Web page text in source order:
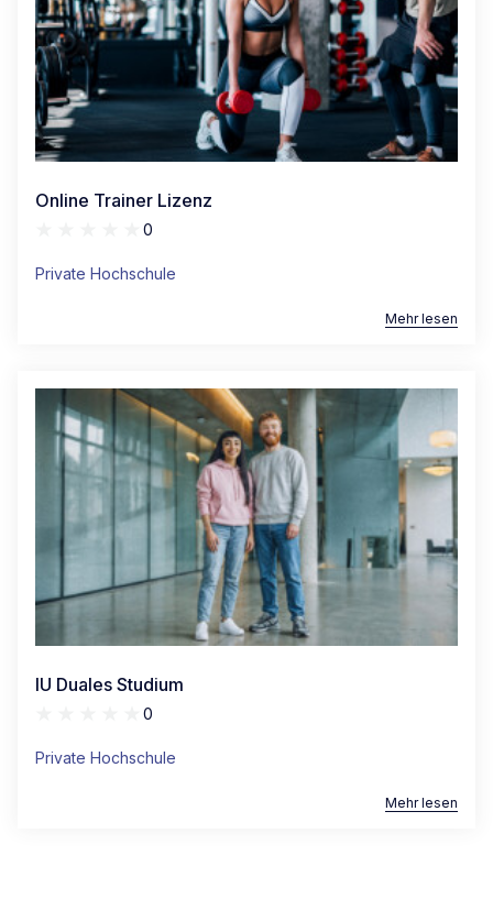
Online Trainer Lizenz
0
Private Hochschule
Mehr lesen
IU Duales Studium
0
Private Hochschule
Mehr lesen